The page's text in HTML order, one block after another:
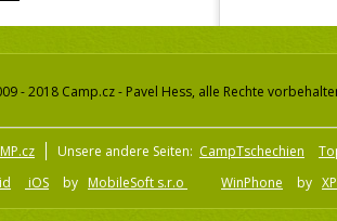
- 2018 Camp.cz - Pavel Hess, alle Rechte
Unsere andere Seiten: CampTschechien
iOS by MobileSoft s.r.o WinPhone by